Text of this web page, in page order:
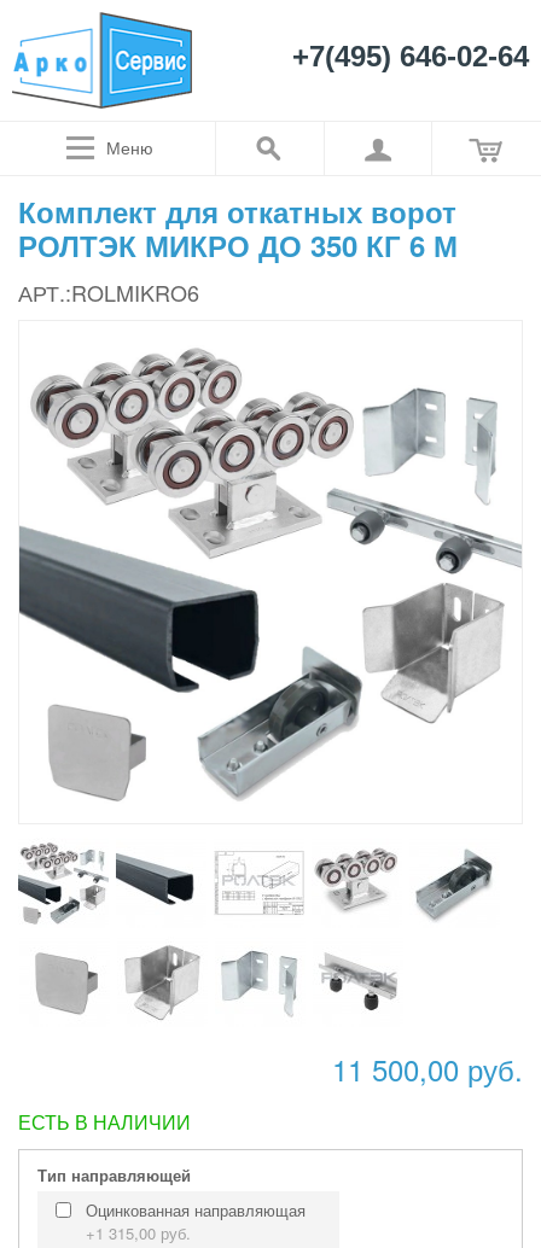
+7(495) 646-02-64
Меню
Комплект для откатных ворот
РОЛТЭК МИКРО ДО 350 КГ 6 М
АРТ.:ROLMIKRO6
11 500,00 руб.
ЕСТЬ В НАЛИЧИИ
Тип направляющей
Оцинкованная направляющая
+1 315,00 руб.